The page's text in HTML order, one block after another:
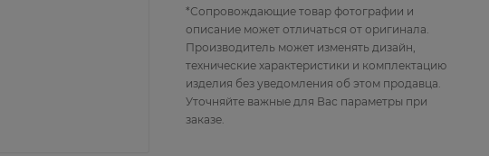
*Сопровождающие товар фотографии и
описание может отличаться от оригинала.
Производитель может изменять дизайн,
технические характеристики и комплектацию
изделия без уведомления об этом продавца.
Уточняйте важные для Вас параметры при
заказе.